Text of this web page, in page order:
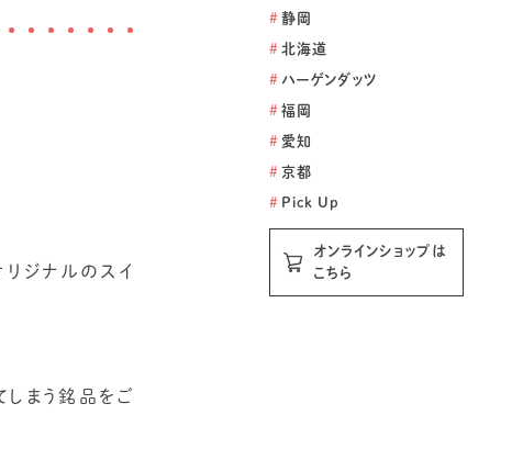
# 静岡
# 北海道
# ハーゲンダッツ
# 福岡
# 愛知
# 京都
# Pick Up
オンラインショップは
こちら
ジナルのスイ
まう銘品をご